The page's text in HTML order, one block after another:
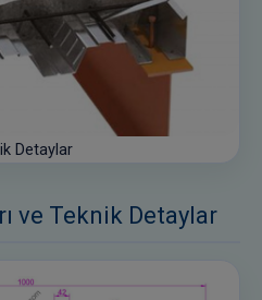
Detaylar
ve Teknik Detaylar